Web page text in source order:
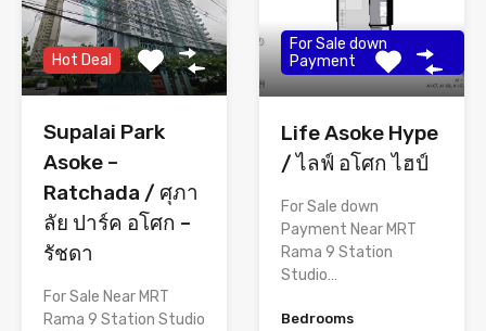
Hot Deal
Supalai Park
Asoke –
Ratchada / ศุภา
ลัย ปาร์ค อโศก –
รัชดา
For Sale Near MRT
Rama 9 Station Studio
For Sale down
Payment
Life Asoke Hype
/ ไลฟ์ อโศก ไฮป์
For Sale down
Payment Near MRT
Rama 9 Station
Studio…
Bedrooms